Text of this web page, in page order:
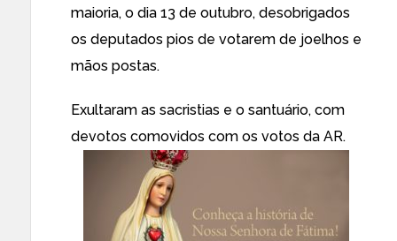
maioria, o dia 13 de outubro, desobrigados
os deputados pios de votarem de joelhos e
mãos postas.
Exultaram as sacristias e o santuário, com
devotos comovidos com os votos da AR.